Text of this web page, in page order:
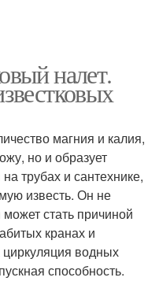
налет.
магния и калия,
но и образует
трубах и сантехнике,
известь. Он не
стать причиной
кранах и
водных
способность.